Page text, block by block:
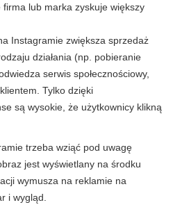
lub marka zyskuje większy
Instagramie zwiększa sprzedaż
działania (np. pobieranie
serwis społecznościowy,
Tylko dzięki
są wysokie, że użytkownicy klikną
trzeba wziąć pod uwagę
jest wyświetlany na środku
wymusza na reklamie na
i wygląd.